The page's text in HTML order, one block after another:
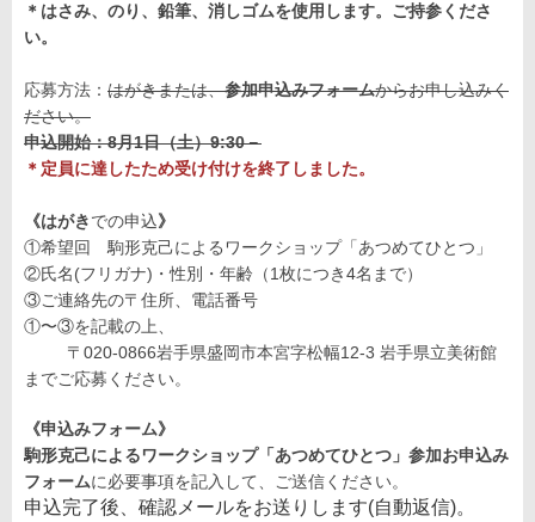
＊はさみ、のり、鉛筆、消しゴムを使用します。ご持参くださ
い。
応募方法： はがきまたは、参加申込みフォームからお申し込みく
ださい。
申込開始：8月1日（土）9:30－
＊定員に達したため受け付けを終了しました。
《はがきでの申込》
①希望回 駒形克己によるワークショップ「あつめてひとつ」
②氏名(フリガナ)・性別・年齢（1枚につき4名まで）
③ご連絡先の〒住所、電話番号
①〜③を記載の上、
〒020-0866岩手県盛岡市本宮字松幅12-3 岩手県立美術館
までご応募ください。
《申込みフォーム》
駒形克己によるワークショップ「あつめてひとつ」参加お申込み
フォームに必要事項を記入して、ご送信ください。
申込完了後、確認メールをお送りします(自動返信)。